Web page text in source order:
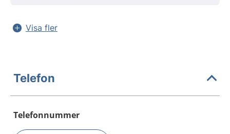
Visa fler
Telefon
Telefonnummer